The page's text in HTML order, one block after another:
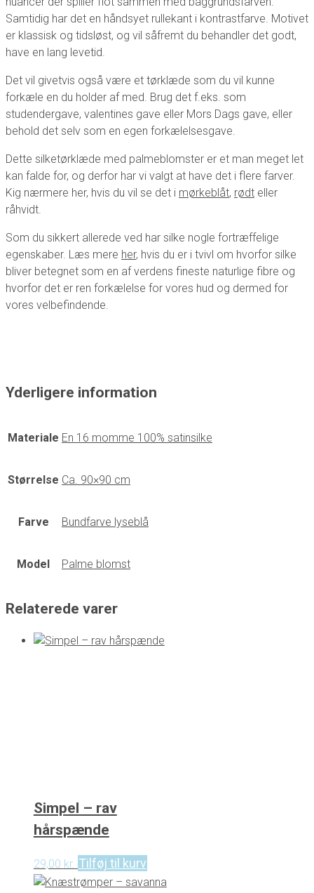
Samtidig har det en håndsyet rullekant i kontrastfarve. Motivet
er klassisk og tidsløst, og vil såfremt du behandler det godt,
have en lang levetid.
Det vil givetvis også være et tørklæde som du vil kunne
forkæle en du holder af med. Brug det f.eks. som
studendergave, valentines gave eller Mors Dags gave, eller
behold det selv som en egen forkælelsesgave.
Dette silketørklæde med palmeblomster er et man meget let
kan falde for, og derfor har vi valgt at have det i flere farver.
Kig nærmere her, hvis du vil se det i mørkeblåt, rødt eller
råhvidt.
Som du sikkert allerede ved har silke nogle fortræffelige
egenskaber. Læs mere her, hvis du er i tvivl om hvorfor silke
bliver betegnet som en af verdens fineste naturlige fibre og
hvorfor det er ren forkælelse for vores hud og dermed for
vores velbefindende.
Yderligere information
Materiale En 16 momme 100% satinsilke
Størrelse Ca. 90×90 cm
Farve Bundfarve lyseblå
Model Palme blomst
Relaterede varer
Simpel – rav
hårspænde
29,00 kr. Tilføj til kurv